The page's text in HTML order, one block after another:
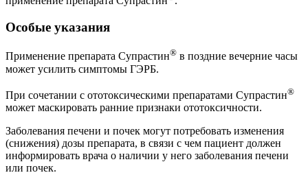
Особые указания
Применение препарата Супрастин® в поздние вечерние часы
может усилить симптомы ГЭРБ.
При сочетании с ототоксическими препаратами Супрастин®
может маскировать ранние признаки ототоксичности.
Заболевания печени и почек могут потребовать изменения
(снижения) дозы препарата, в связи с чем пациент должен
информировать врача о наличии у него заболевания печени
или почек.